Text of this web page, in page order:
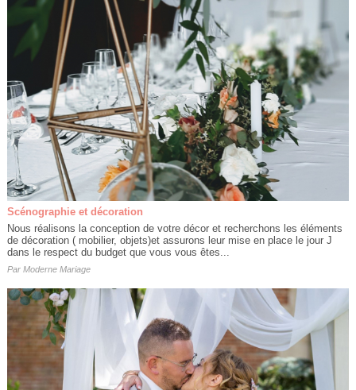
Scénographie et décoration
Nous réalisons la conception de votre décor et recherchons les éléments
de décoration ( mobilier, objets)et assurons leur mise en place le jour J
dans le respect du budget que vous vous êtes...
Par Moderne Mariage